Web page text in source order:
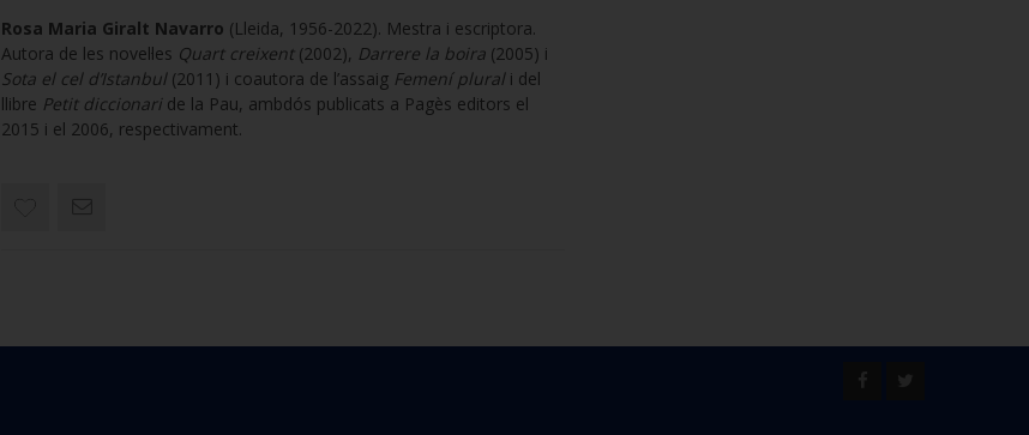
Rosa Maria Giralt Navarro (Lleida, 1956-2022). Mestra i escriptora.
Autora de les novel·les Quart creixent (2002), Darrere la boira (2005) i
Sota el cel d’Istanbul(2011) i coautora de l’assaig Femení plurali del
llibre Petit diccionaride la Pau, ambdós publicats a Pagès editors el
2015 i el 2006, respectivament.